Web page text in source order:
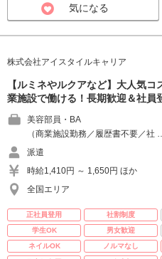
気になる
株式会社アイスタイルキャリア
【ルミネやルクアなど】大人気
業施設で働ける！長期歓迎＆社員
美容部員・BA
（商業施設勤務／履歴書不要／社
派遣
時給1,410円 ～ 1,650円 ほか
全国エリア
正社員登用 社割制度
学生OK
男女歓迎
ネイルOK
ノルマなし